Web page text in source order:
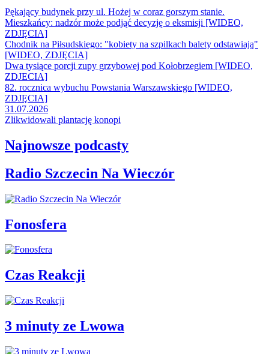
Pękający budynek przy ul. Hożej w coraz gorszym stanie.
Mieszkańcy: nadzór może podjąć decyzję o eksmisji [WIDEO,
ZDJĘCIA]
Chodnik na Piłsudskiego: "kobiety na szpilkach balety odstawiają"
[WIDEO, ZDJĘCIA]
Dwa tysiące porcji zupy grzybowej pod Kołobrzegiem [WIDEO,
ZDJECIA]
82. rocznica wybuchu Powstania Warszawskiego [WIDEO,
ZDJĘCIA]
31.07.2026
Zlikwidowali plantację konopi
Najnowsze podcasty
Radio Szczecin Na Wieczór
Fonosfera
Czas Reakcji
3 minuty ze Lwowa